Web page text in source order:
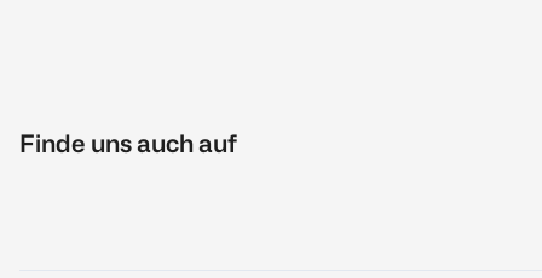
Finde uns auch auf